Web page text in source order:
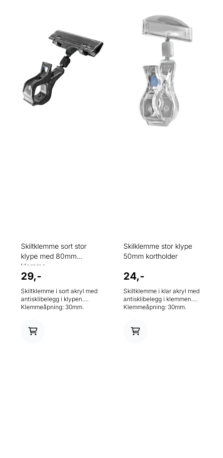
Skiltklemme sort stor
klype med 80mm
klemme
29,-
Skiltklemme i sort akryl med
antisklibelegg i klypen.
Klemmeåpning: 30mm.
Vinklingsbar
Skilklemme stor klype
50mm kortholder
24,-
Skiltklemme i klar akryl med
antisklibelegg i klemmen.
Klemmeåpning: 30mm.
Vinklingsbar